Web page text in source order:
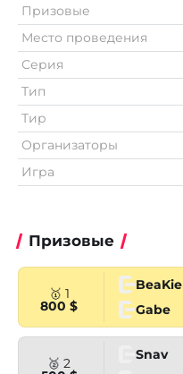
Призовые
Место проведения
Серия
Тип
Тир
Организаторы
Игра
Призовые
🥇 1
800 $
BeaKie
Gabe
🥈 2
Snav